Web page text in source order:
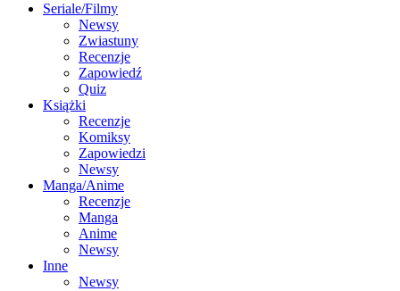
Seriale/Filmy
Newsy
Zwiastuny
Recenzje
Zapowiedź
Quiz
Książki
Recenzje
Komiksy
Zapowiedzi
Newsy
Manga/Anime
Recenzje
Manga
Anime
Newsy
Inne
Newsy